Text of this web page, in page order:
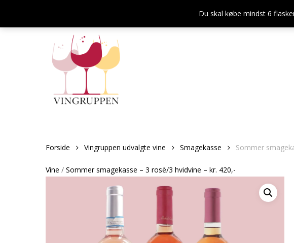
Forside Vingruppen udvalgte vine Smagekasse Sommer
Vine / Sommer smagekasse – 3 rosè/3 hvidvine – kr. 420,-
Du skal købe mindst 6